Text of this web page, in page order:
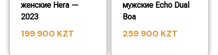
женские Hera —
2023
199 900 KZT
мужские Echo Dual
Boa
259 900 KZT